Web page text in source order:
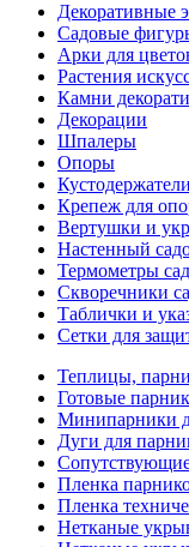
Декоративные
Садовые
Арки для
Растения
Камни
Декорации
Шпалеры
Опоры
Кустодержатели
Крепеж для
Вертушки и
Настенный
Термометры
Скворечники
Таблички и
Сетки для
Теплицы,
Готовые
Минипарники
Дуги для
Пленка
Пленка
Нетканые